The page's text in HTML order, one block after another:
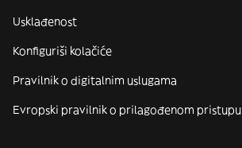
Usklađenost
Konfiguriši kolačiće
Pravilnik o digitalnim uslugama
Evropski pravilnik o prilagođenom pristupu